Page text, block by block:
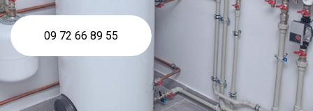
09 72 66 89 55